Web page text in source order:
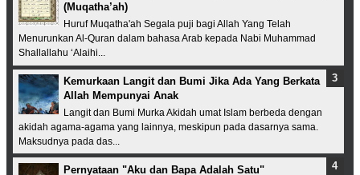
(Muqatha’ah)
Huruf Muqatha'ah Segala puji bagi Allah Yang Telah
Menurunkan Al-Quran dalam bahasa Arab kepada Nabi Muhammad
Shallallahu ‘Alaihi...
Kemurkaan Langit dan Bumi Jika Ada Yang Berkata
Allah Mempunyai Anak
Langit dan Bumi Murka Akidah umat Islam berbeda dengan
akidah agama-agama yang lainnya, meskipun pada dasarnya sama.
Maksudnya pada das...
Pernyataan "Aku dan Bapa Adalah Satu"